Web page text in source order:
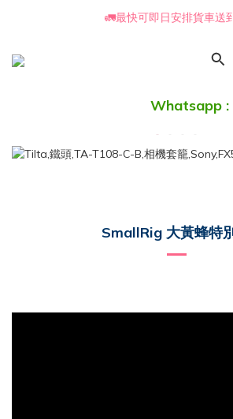
📒🖋️報價單 / 採購表格
🚛最快可即日安排貨車送
📒🖋️報價單 / 採購表格
Whatsapp
SmallRig 大黃蜂特